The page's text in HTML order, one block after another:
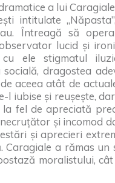
a lui
intitulate
Întreagă să
lucid și
cu ele stigmatul
dragostea
aceea atât de
iubise și reușește,
fel de apreciată
și incomod
și aprecieri
a rămas un
moralistului,